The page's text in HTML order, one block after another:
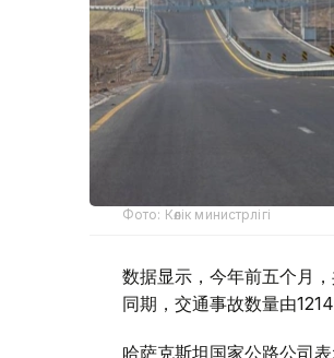
Фото: Көлік министрлігі
数据显示，今年前五个月
同期，交通事故数量由
哈萨克斯坦国家公路公司